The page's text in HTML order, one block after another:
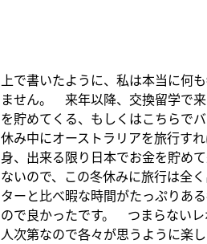
上で書いたように、私は本当に何
ません。 来年以降、交換留学で
を貯めてくる、もしくはこちらで
休み中にオーストラリアを旅行す
身、出来る限り日本でお金を貯め
ないので、この冬休みに旅行は全
ターと比べ暇な時間がたっぷりあ
ので良かったです。 つまらない
人次第なので各々が思うように楽